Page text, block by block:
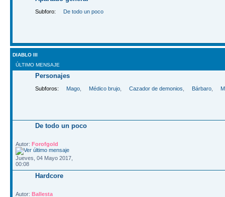
Subforo: De todo un poco
DIABLO III
ÚLTIMO MENSAJE
Personajes
Subforos: Mago Médico brujo Cazador de demonios Bárbaro
De todo un poco
Autor: Forofgold
Jueves, 04 Mayo 2017,
00:08
Hardcore
Autor: Ballesta